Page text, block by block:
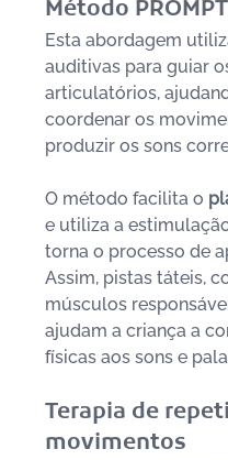
Método PROMPT
Esta abordagem
auditivas para guiar
articulatórios,
coordenar os
produzir os sons
O método facilita o
e utiliza a
torna o processo de
Assim, pistas táteis,
músculos
ajudam a criança a
físicas aos sons e
Terapia de
movimentos